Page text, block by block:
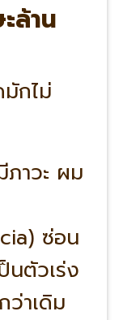
ล้าน
กไม่
าวะ ผม
ซ่อน
นตัวเร่ง
ว่าเดิม